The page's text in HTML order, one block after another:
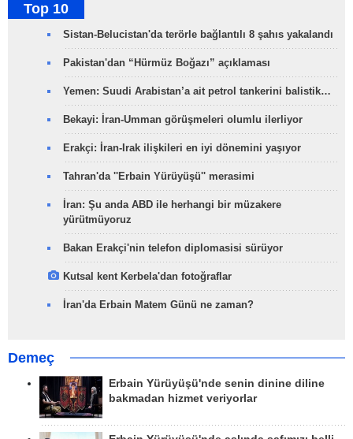
Top 10
Sistan-Belucistan'da terörle bağlantılı 8 şahıs yakalandı
Pakistan'dan “Hürmüz Boğazı” açıklaması
Yemen: Suudi Arabistan’a ait petrol tankerini balistik…
Bekayi: İran-Umman görüşmeleri olumlu ilerliyor
Erakçi: İran-Irak ilişkileri en iyi dönemini yaşıyor
Tahran'da ''Erbain Yürüyüşü'' merasimi
İran: Şu anda ABD ile herhangi bir müzakere
yürütmüyoruz
Bakan Erakçi'nin telefon diplomasisi sürüyor
Kutsal kent Kerbela'dan fotoğraflar
İran'da Erbain Matem Günü ne zaman?
Demeç
Erbain Yürüyüşü'nde senin dinine diline
bakmadan hizmet veriyorlar